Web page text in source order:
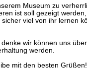
Museum zu
ist soll gezeigt
viel von ihr lernen
wir können uns
werden.
mit den besten Grüßen!